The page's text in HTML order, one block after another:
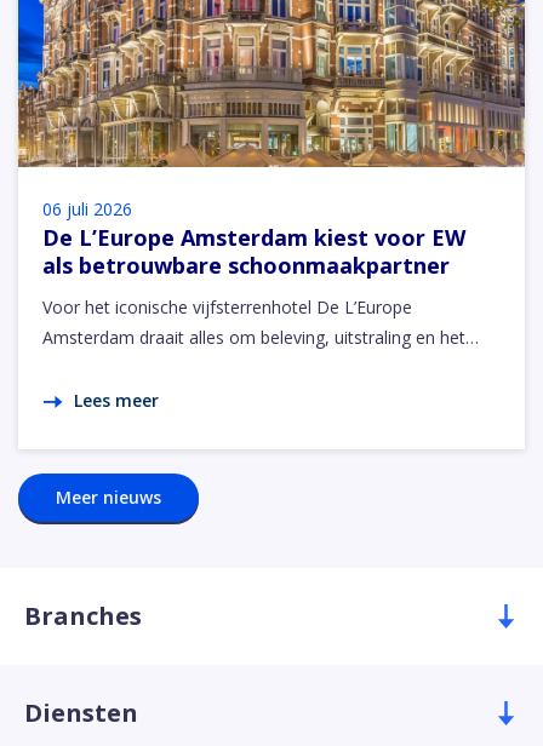
06 juli 2026
De L’Europe Amsterdam kiest voor EW
als betrouwbare schoonmaakpartner
Voor het iconische vijfsterrenhotel De L’Europe
Amsterdam draait alles om beleving, uitstraling en het…
Lees meer
Meer nieuws
Branches
Diensten